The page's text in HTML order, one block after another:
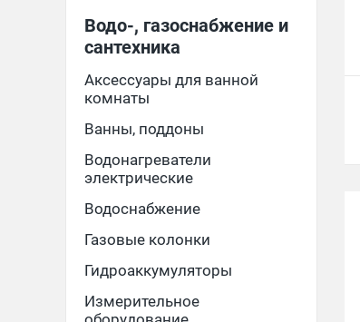
Водо-, газоснабжение и
сантехника
Аксессуары для ванной
комнаты
Ванны, поддоны
Водонагреватели
электрические
Водоснабжение
Газовые колонки
Гидроаккумуляторы
Измерительное